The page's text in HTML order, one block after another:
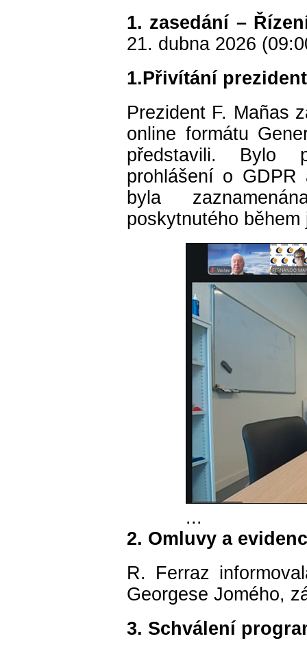
1. zasedání –
21. dubna 2026
1.Přivítání
Prezident F. Mañas
online formátu
představili. Bylo
prohlášení o
byla
poskytnutého během
...
2. Omluvy a
R. Ferraz
Georgese Jomého,
3. Schválení